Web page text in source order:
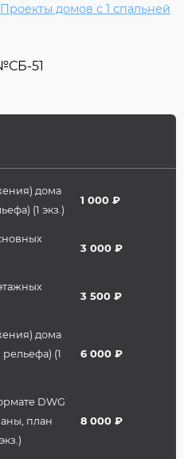
Проекты домов с 1 спальней
СБ-51
дома
(1 экз.)
1 000 ₽
3 000 ₽
3 500 ₽
дома
(1
6 000 ₽
DWG
план
8 000 ₽